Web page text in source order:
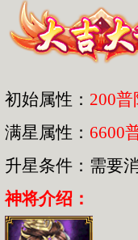
初始属性： 200
满星属性： 6600
升星条件：需要
神将介绍：